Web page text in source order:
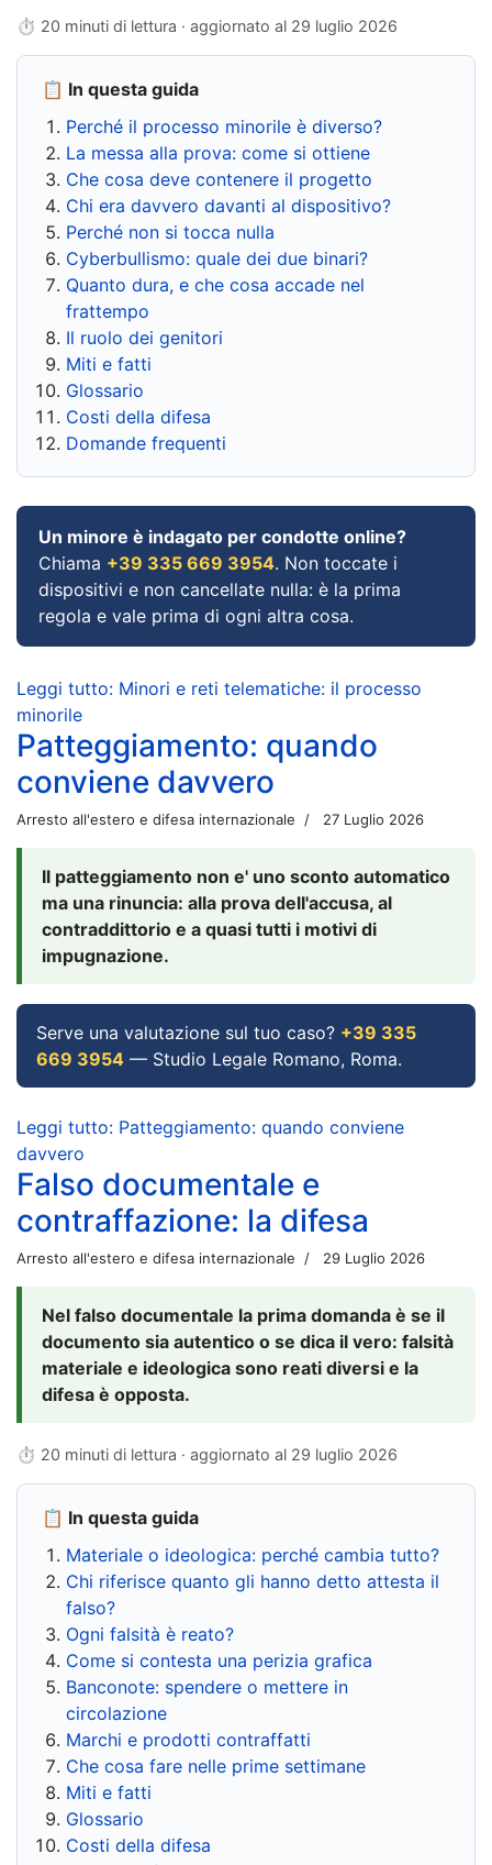
⏱ 20 minuti di lettura · aggiornato al 29 luglio 2026
📋 In questa guida
Perché il processo minorile è diverso?
La messa alla prova: come si ottiene
Che cosa deve contenere il progetto
Chi era davvero davanti al dispositivo?
Perché non si tocca nulla
Cyberbullismo: quale dei due binari?
Quanto dura, e che cosa accade nel
frattempo
Il ruolo dei genitori
Miti e fatti
Glossario
Costi della difesa
Domande frequenti
Un minore è indagato per condotte online?
Chiama +39 335 669 3954. Non toccate i
dispositivi e non cancellate nulla: è la prima
regola e vale prima di ogni altra cosa.
Leggi tutto: Minori e reti telematiche: il processo
minorile
Patteggiamento: quando
conviene davvero
Arresto all'estero e difesa internazionale 27 Luglio 2026
Il patteggiamento non e' uno sconto automatico
ma una rinuncia: alla prova dell'accusa, al
contraddittorio e a quasi tutti i motivi di
impugnazione.
Serve una valutazione sul tuo caso? +39 335
669 3954 — Studio Legale Romano, Roma.
Leggi tutto: Patteggiamento: quando conviene
davvero
Falso documentale e
contraffazione: la difesa
Arresto all'estero e difesa internazionale 29 Luglio 2026
Nel falso documentale la prima domanda è se il
documento sia autentico o se dica il vero: falsità
materiale e ideologica sono reati diversi e la
difesa è opposta.
⏱ 20 minuti di lettura · aggiornato al 29 luglio 2026
📋 In questa guida
Materiale o ideologica: perché cambia tutto?
Chi riferisce quanto gli hanno detto attesta il
falso?
Ogni falsità è reato?
Come si contesta una perizia grafica
Banconote: spendere o mettere in
circolazione
Marchi e prodotti contraffatti
Che cosa fare nelle prime settimane
Miti e fatti
Glossario
Costi della difesa